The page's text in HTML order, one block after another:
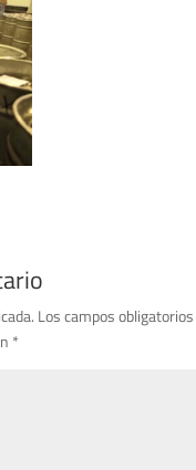
Los campos obligatorios
*